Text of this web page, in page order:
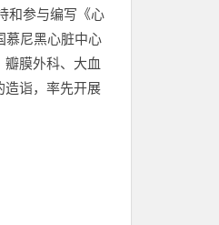
和参与编写《心
慕尼黑心脏中心
膜外科、大血
造诣，率先开展